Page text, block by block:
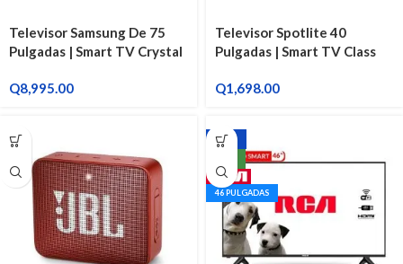
Televisor Samsung De 75
Pulgadas | Smart TV Crystal
Q8,995.00
Televisor Spotlite 40
Pulgadas | Smart TV Class
Q1,698.00
-13%
46 PULGADAS